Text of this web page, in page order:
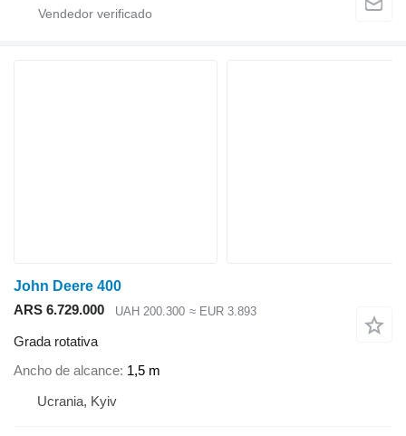
John Deere 400
ARS 6.729.000
UAH 200.300 ≈ EUR 3.893
Grada rotativa
Ancho de alcance 1,5 m
Ucrania, Kyiv